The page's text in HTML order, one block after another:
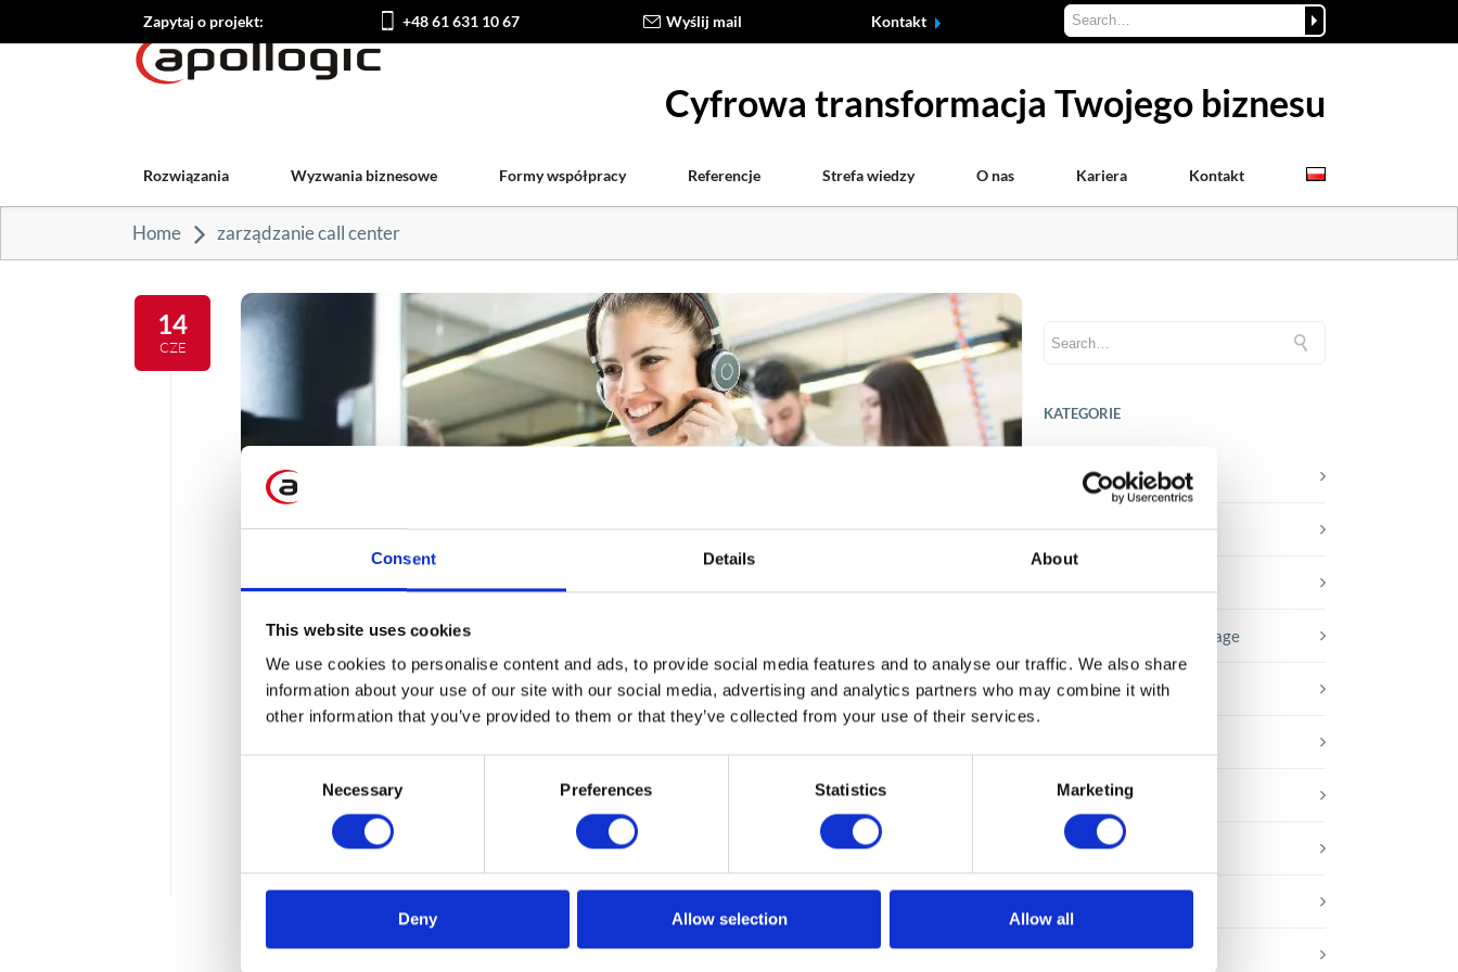
Consent Details About
This website uses cookies
We use cookies to personalise content and ads, to provide social media features and to analyse our traffic. We also share
information about your use of our site with our social media, advertising and analytics partners who may combine it with
other information that you’ve provided to them or that they’ve collected from your use of their services.
Necessary Preferences Statistics Marketing
Deny Allow selection Allow all
Zapytaj o projekt: +48 61 631 10 67 Wyślij mail Kontakt
Cyfrowa transformacja Twojego biznesu
Rozwiązania Wyzwania biznesowe Formy współpracy Referencje Strefa wiedzy O nas Kariera Kontakt
Home zarządzanie call center
14
CZE
Dlaczego Call Centers potrzebne są przejrzyste
interfejsy?
Wiele dużych firm i korporacji zmaga się z problemem zarządzania swoimi Call Centers.
Świadczą one najczęściej usługi związane z Obsługą Klientów i Sprzedażą. Call centers
składają się zazwyczaj z dużych zespołów, które muszą obsłużyć wiele transakcji i zadań.
Należą do nich między innymi odpowiedzi na reklamacje i problemy klientów.
3 min
KATEGORIE
Aktualności prawne
Baza wiedzy
Historie sukcesu front page
Inicjatywy pracowników
Porady karierowe
Rozwiązania Microsoft
Trendy w SAP-ie